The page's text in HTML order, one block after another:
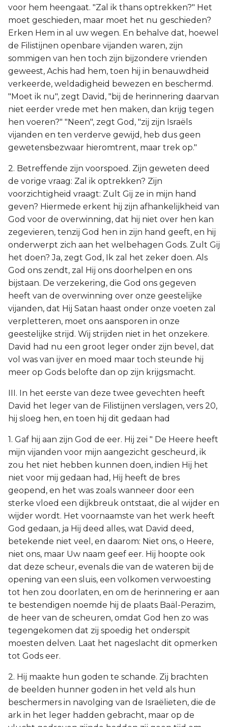
voor hem heengaat. "Zal ik thans optrekken?" Het
moet geschieden, maar moet het nu geschieden?
Erken Hem in al uw wegen. En behalve dat, hoewel
de Filistijnen openbare vijanden waren, zijn
sommigen van hen toch zijn bijzondere vrienden
geweest, Achis had hem, toen hij in benauwdheid
verkeerde, weldadigheid bewezen en beschermd.
"Moet ik nu", zegt David, "bij de herinnering daarvan
niet eerder vrede met hen maken, dan krijg tegen
hen voeren?" "Neen", zegt God, "zij zijn Israëls
vijanden en ten verderve gewijd, heb dus geen
gewetensbezwaar hieromtrent, maar trek op."
2. Betreffende zijn voorspoed. Zijn geweten deed
de vorige vraag: Zal ik optrekken? Zijn
voorzichtigheid vraagt: Zult Gij ze in mijn hand
geven? Hiermede erkent hij zijn afhankelijkheid van
God voor de overwinning, dat hij niet over hen kan
zegevieren, tenzij God hen in zijn hand geeft, en hij
onderwerpt zich aan het welbehagen Gods. Zult Gij
het doen? Ja, zegt God, Ik zal het zeker doen. Als
God ons zendt, zal Hij ons doorhelpen en ons
bijstaan. De verzekering, die God ons gegeven
heeft van de overwinning over onze geestelijke
vijanden, dat Hij Satan haast onder onze voeten zal
verpletteren, moet ons aansporen in onze
geestelijke strijd. Wij strijden niet in het onzekere.
David had nu een groot leger onder zijn bevel, dat
vol was van ijver en moed maar toch steunde hij
meer op Gods belofte dan op zijn krijgsmacht.
III. In het eerste van deze twee gevechten heeft
David het leger van de Filistijnen verslagen, vers 20,
hij sloeg hen, en toen hij dit gedaan had
1. Gaf hij aan zijn God de eer. Hij zei " De Heere heeft
mijn vijanden voor mijn aangezicht gescheurd, ik
zou het niet hebben kunnen doen, indien Hij het
niet voor mij gedaan had, Hij heeft de bres
geopend, en het was zoals wanneer door een
sterke vloed een dijkbreuk ontstaat, die al wijder en
wijder wordt. Het voornaamste van het werk heeft
God gedaan, ja Hij deed alles, wat David deed,
betekende niet veel, en daarom: Niet ons, o Heere,
niet ons, maar Uw naam geef eer. Hij hoopte ook
dat deze scheur, evenals die van de wateren bij de
opening van een sluis, een volkomen verwoesting
tot hen zou doorlaten, en om de herinnering er aan
te bestendigen noemde hij de plaats Baäl-Perazim,
de heer van de scheuren, omdat God hen zo was
tegengekomen dat zij spoedig het onderspit
moesten delven. Laat het nageslacht dit opmerken
tot Gods eer.
2. Hij maakte hun goden te schande. Zij brachten
de beelden hunner goden in het veld als hun
beschermers in navolging van de Israëlieten, die de
ark in het leger hadden gebracht, maar op de